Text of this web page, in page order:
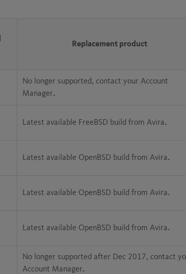
Replacement product
No longer supported, contact your Account
Manager.
Latest available FreeBSD build from Avira.
Latest available OpenBSD build from Avira.
Latest available OpenBSD build from Avira.
Latest available OpenBSD build from Avira.
No longer supported after Dec 2017, contact
Account Manager.